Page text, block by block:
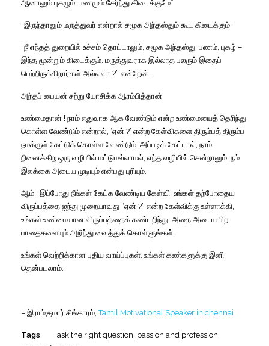
ஆனாலும் புகழும், பணமும் சேர்ந்து கிடைக்குமே”
“இருந்தாலும் மருத்துவர் என்றால் சமூக அந்தஸ்தும் கூட கிடைக்கும்”
“நீ எந்தத் துறையில் உச்சம் தொட்டாலும், சமூக அந்தஸ்து, பணம், புகழ் –
இந்த மூன்றும் கிடைக்கும். மருத்துவராக இல்லாத பலரும் இதைப்
பெற்றிருக்கிறார்கள் அல்லவா ?” என்றேன்.
அந்தப் பையன் சற்று யோசிக்க ஆரம்பித்தான்.
உண்மைதான் ! நாம் எதுவாக ஆக வேண்டும் என்ற உண்மையைத் தெரிந்து
கொள்ள வேண்டும் என்றால், ‘ஏன் ?’ என்ற கேள்விகளை திரும்பத் திரும்ப
நமக்குள் கேட்டுக் கொள்ள வேண்டும். அப்படிக் கேட்டால், நாம்
நினைக்கிற ஒரு வழியில் மட்டுமல்லாமல், எந்த வழியில் சென்றாலும், நம்
இலக்கை அடைய முடியும் என்பது புரியும்.
ஆம் ! இப்போது நீங்கள் கேட்க வேண்டிய கேள்வி, உங்கள் தற்போதைய
விருப்பத்தை ஐந்து முறையாவது “ஏன் ?” என்ற கேள்விக்கு உள்ளாக்கி,
உங்கள் உண்மையான விருப்பத்தைக் கண்டறிந்து, அதை அடைய பிற
பாதைகளையும் அறிந்து வைத்துக் கொள்ளுங்கள்.
உங்கள் வெற்றிக்கான புதிய வாய்ப்புகள், உங்கள் கண்களுக்கு இனி
தென்படலாம்.
– இராம்குமார் சிங்காரம்,Tamil Motivational Speaker in chennai
Tags ask the right question passion and profession